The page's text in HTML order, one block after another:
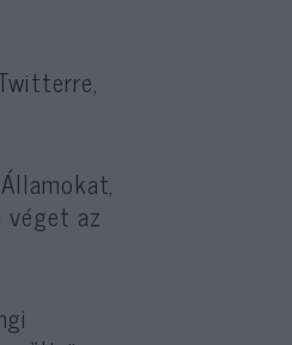
véget az